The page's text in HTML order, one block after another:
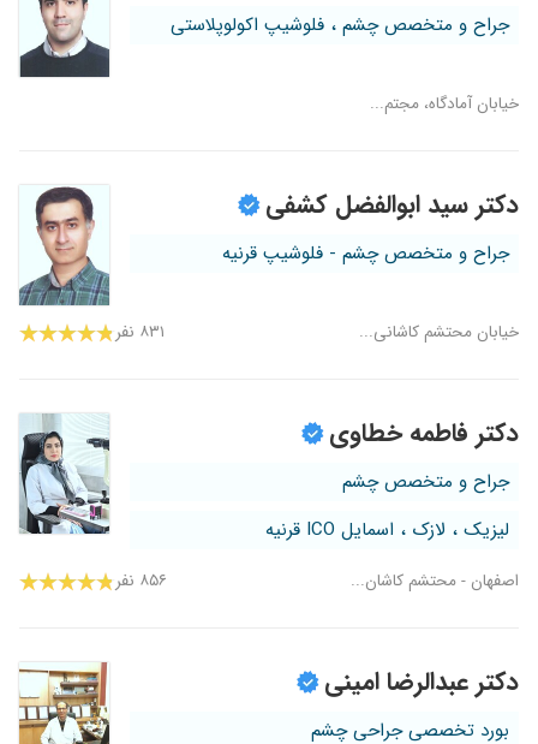
جراح و متخصص چشم ، فلوشیپ اکولوپلاستی
خیابان آمادگاه، مجتم...
دکتر سید ابوالفضل کشفی
جراح و متخصص چشم - فلوشیپ قرنیه
خیابان محتشم کاشانی... ۸۳۱ نفر
دکتر فاطمه خطاوی
جراح و متخصص چشم
لیزیک ، لازک ، اسمایل ICO قرنیه
اصفهان - محتشم کاشان... ۸۵۶ نفر
دکتر عبدالرضا امینی
بورد تخصصی جراحی چشم